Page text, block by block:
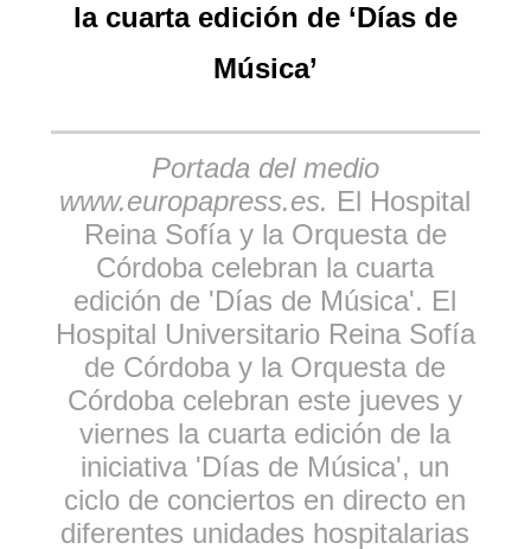
la cuarta edición de ‘Días de
Música’
Portada del medio
www.europapress.es. El Hospital
Reina Sofía y la Orquesta de
Córdoba celebran la cuarta
edición de 'Días de Música'. El
Hospital Universitario Reina Sofía
de Córdoba y la Orquesta de
Córdoba celebran este jueves y
viernes la cuarta edición de la
iniciativa 'Días de Música', un
ciclo de conciertos en directo en
diferentes unidades hospitalarias